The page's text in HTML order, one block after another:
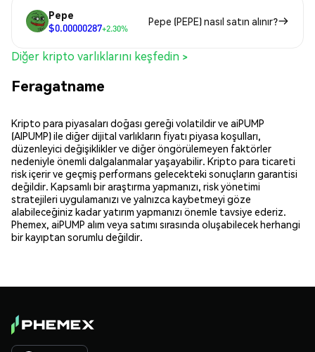
Pepe
$0.00000287+2.30%
Pepe (PEPE) nasıl satın alınır?
Diğer kripto varlıklarını keşfedin >
Feragatname
Kripto para piyasaları doğası gereği volatildir ve aiPUMP
(AIPUMP) ile diğer dijital varlıkların fiyatı piyasa koşulları,
düzenleyici değişiklikler ve diğer öngörülemeyen faktörler
nedeniyle önemli dalgalanmalar yaşayabilir. Kripto para ticareti
risk içerir ve geçmiş performans gelecekteki sonuçların garantisi
değildir. Kapsamlı bir araştırma yapmanızı, risk yönetimi
stratejileri uygulamanızı ve yalnızca kaybetmeyi göze
alabileceğiniz kadar yatırım yapmanızı önemle tavsiye ederiz.
Phemex, aiPUMP alım veya satımı sırasında oluşabilecek herhangi
bir kayıptan sorumlu değildir.